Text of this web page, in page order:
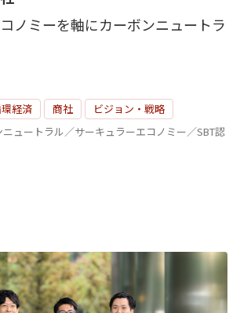
ノミーを軸にカーボンニュートラ
経済 商社
ビジョン・戦略
ュートラル／サーキュラーエコノミー／SBT認